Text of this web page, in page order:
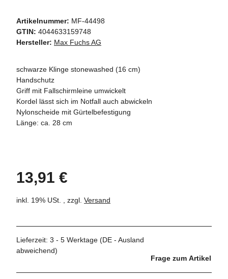
Artikelnummer: MF-44498
GTIN: 4044633159748
Hersteller: Max Fuchs AG
schwarze Klinge stonewashed (16 cm)
Handschutz
Griff mit Fallschirmleine umwickelt
Kordel lässt sich im Notfall auch abwickeln
Nylonscheide mit Gürtelbefestigung
Länge: ca. 28 cm
13,91 €
inkl. 19% USt. , zzgl. Versand
Lieferzeit: 3 - 5 Werktage (DE - Ausland
abweichend)
Frage zum Artikel